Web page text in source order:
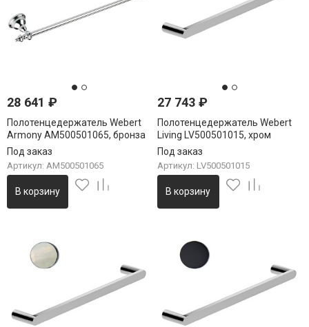
28 641 ₽
Полотенцедержатель Webert
Armony AM500501065, бронза
Под заказ
Артикул: AM500501065
В корзину
27 743₽
Полотенцедержатель Webert
Living LV500501015, хром
Под заказ
Артикул: LV500501015
В корзину